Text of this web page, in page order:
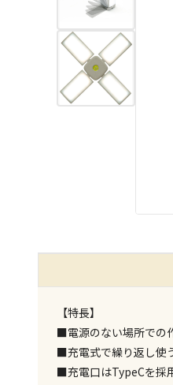
【特長】
■電源のない場所での
■充電式で繰り返し使
■充電口はTypeCを採